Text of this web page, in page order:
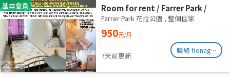
基本會員
Room for rent / Farrer Park /
Serangoon / Common room /
1pax stay / Available 27 Aug
Farrer Park 花拉公園 , 整個住家
950元/月
7天前更新
聯絡 fionag@transinex.com.sg